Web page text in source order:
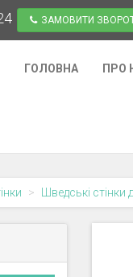
ЗАМОВИТИ
ГОЛОВНА ПРО
Шведські стінки